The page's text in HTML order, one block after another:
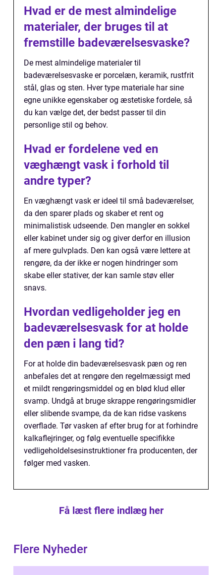
Hvad er de mest almindelige
materialer, der bruges til at
fremstille badeværelsesvaske?
De mest almindelige materialer til
badeværelsesvaske er porcelæn, keramik, rustfrit
stål, glas og sten. Hver type materiale har sine
egne unikke egenskaber og æstetiske fordele, så
du kan vælge det, der bedst passer til din
personlige stil og behov.
Hvad er fordelene ved en
væghængt vask i forhold til
andre typer?
En væghængt vask er ideel til små badeværelser,
da den sparer plads og skaber et rent og
minimalistisk udseende. Den mangler en sokkel
eller kabinet under sig og giver derfor en illusion
af mere gulvplads. Den kan også være lettere at
rengøre, da der ikke er nogen hindringer som
skabe eller stativer, der kan samle støv eller
snavs.
Hvordan vedligeholder jeg en
badeværelsesvask for at holde
den pæn i lang tid?
For at holde din badeværelsesvask pæn og ren
anbefales det at rengøre den regelmæssigt med
et mildt rengøringsmiddel og en blød klud eller
svamp. Undgå at bruge skrappe rengøringsmidler
eller slibende svampe, da de kan ridse vaskens
overflade. Tør vasken af efter brug for at forhindre
kalkaflejringer, og følg eventuelle specifikke
vedligeholdelsesinstruktioner fra producenten, der
følger med vasken.
Få læst flere indlæg her
Flere Nyheder